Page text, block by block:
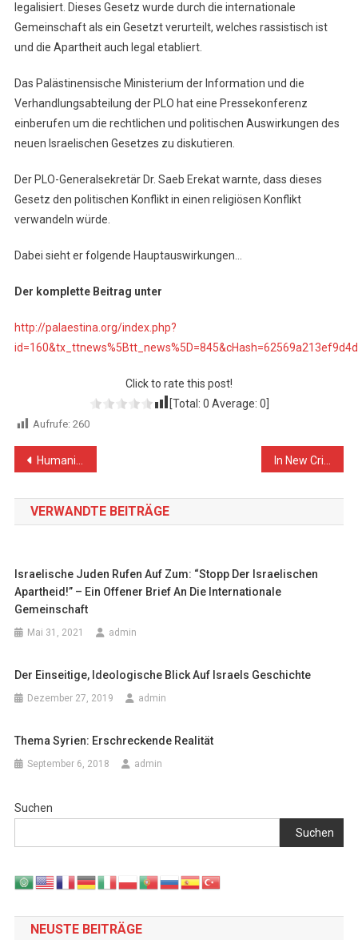
legalisiert. Dieses Gesetz wurde durch die internationale
Gemeinschaft als ein Gesetzt verurteilt, welches rassistisch ist
und die Apartheit auch legal etabliert.
Das Palästinensische Ministerium der Information und die
Verhandlungsabteilung der PLO hat eine Pressekonferenz
einberufen um die rechtlichen und politischen Auswirkungen des
neuen Israelischen Gesetzes zu diskutieren.
Der PLO-Generalsekretär Dr. Saeb Erekat warnte, dass dieses
Gesetz den politischen Konflikt in einen religiösen Konflikt
verwandeln würde.
Dabei sieht er folgende Hauptauswirkungen…
Der komplette Beitrag unter
http://palaestina.org/index.php?
Click to rate this post!
[Total: 0 Average: 0
Aufrufe: 260
Beitragsnavigation
Humanität als Propagandatrick In New Crime of Excessive Use of Lethal Force against Peaceful Demonstrators in Gaza Strip, Israeli Forces kill 2 Palestinian Civilians, including Child, and Wound 150 Others, including 23 Children, 3 Women, 6 Paramedics and Journalist
VERWANDTE BEITRÄGE
Israelische Juden Rufen Auf Zum: “Stopp Der Israelischen
Apartheid!” – Ein Offener Brief An Die Internationale
Gemeinschaft
Mai 31, 2021 admin
Der Einseitige, Ideologische Blick Auf Israels Geschichte
Dezember 27, 2019 admin
Thema Syrien: Erschreckende Realität
September 6, 2018 admin
Suchen
Suchen
NEUSTE BEITRÄGE